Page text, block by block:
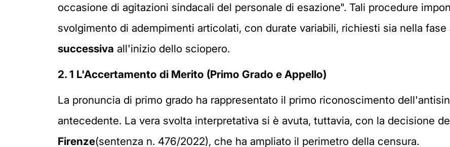
occasione di agitazioni sindacali del personale di esazione". Tali procedure
svolgimento di adempimenti articolati, con durate variabili, richiesti sia nella fase
successiva all'inizio dello sciopero.
2. 1 L'Accertamento di Merito (Primo Grado e Appello)
La pronuncia di primo grado ha rappresentato il primo riconoscimento
antecedente. La vera svolta interpretativa si è avuta, tuttavia, con la decisione
Firenze(sentenza n. 476/2022), che ha ampliato il perimetro della censura.